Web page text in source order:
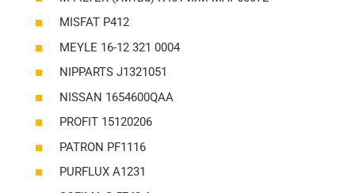
MISFAT P412
MEYLE 16-12 321 0004
NIPPARTS J1321051
NISSAN 1654600QAA
PROFIT 15120206
PATRON PF1116
PURFLUX A1231